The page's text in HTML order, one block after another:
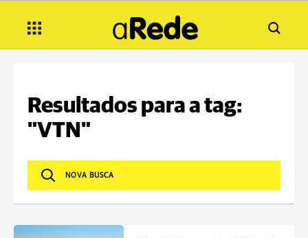
Resultados para a tag:
"VTN"